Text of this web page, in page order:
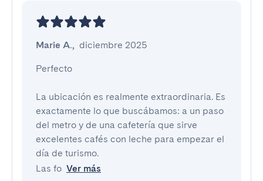
Marie A., diciembre 2025
Perfecto
La ubicación es realmente extraordinaria. Es
exactamente lo que buscábamos: a un paso
del metro y de una cafetería que sirve
excelentes cafés con leche para empezar el
día de turismo.
Las fo Ver más